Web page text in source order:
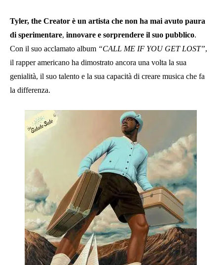
Tyler, the Creator è un artista che non ha mai avuto paura
di sperimentare, innovare e sorprendere il suo pubblico.
Con il suo acclamato album “CALL ME IF YOU GET LOST”,
il rapper americano ha dimostrato ancora una volta la sua
genialità, il suo talento e la sua capacità di creare musica che fa
la differenza.